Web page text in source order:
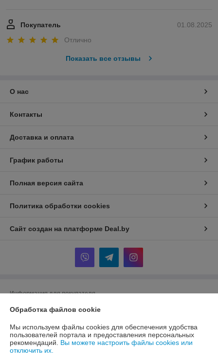
01.08.2025
Покупатель
Отлично
Показать все отзывы
О нас
Контакты
Доставка и оплата
График работы
Полная версия сайта
Политика обработки cookies
Сайт создан на платформе Deal.by
Информация для покупателя
Индивидуальный предприниматель:
Регистрационный номер ЕГР: 291162327
УНП: 291162327
Обработка файлов cookie
Мы используем файлы cookies для обеспечения удобства
пользователей портала и предоставления персональных
рекомендаций. Вы можете настроить файлы cookies или
отключить их.